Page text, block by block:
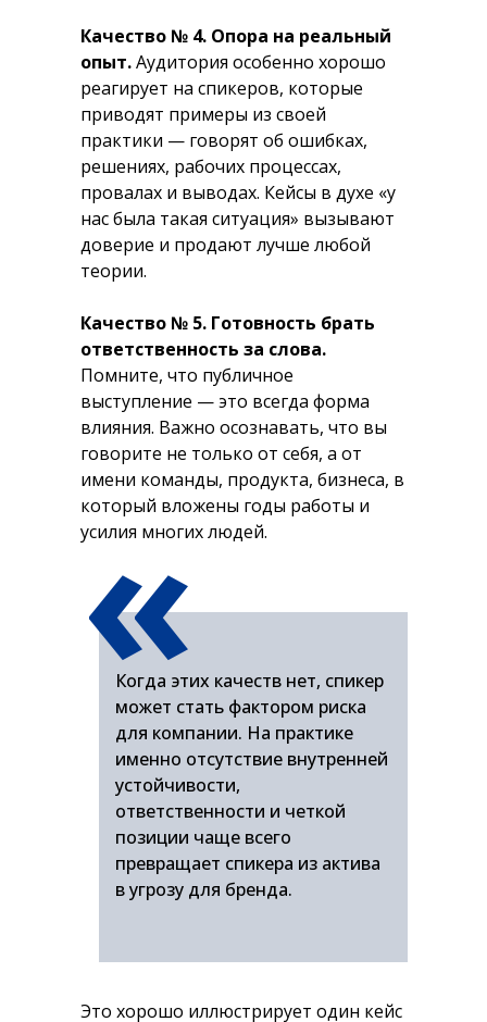
Качество № 4. Опора на реальный
опыт.Аудитория особенно хорошо
реагирует на спикеров, которые
приводят примеры из своей
практики — говорят об ошибках,
решениях, рабочих процессах,
провалах и выводах. Кейсы в духе «у
нас была такая ситуация» вызывают
доверие и продают лучше любой
теории.
Качество № 5. Готовность брать
ответственность за слова.
Помните, что публичное
выступление — это всегда форма
влияния. Важно осознавать, что вы
говорите не только от себя, а от
имени команды, продукта, бизнеса, в
который вложены годы работы и
усилия многих людей.
Когда этих качеств нет, спикер
может стать фактором риска
для компании. На практике
именно отсутствие внутренней
устойчивости,
ответственности и четкой
позиции чаще всего
превращает спикера из актива
в угрозу для бренда.
«
Это хорошо иллюстрирует один кейс